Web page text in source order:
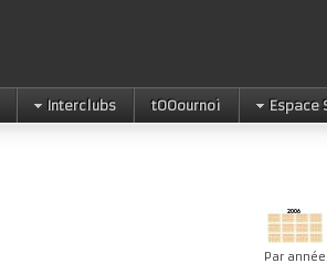
Interclubs tOOournoi Espace
Par année